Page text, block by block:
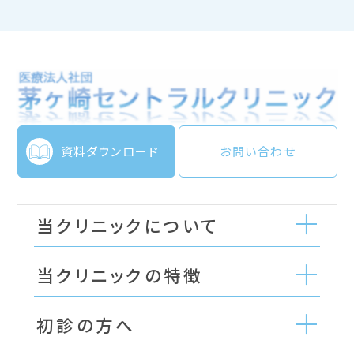
資料ダウンロード お問い合わせ
当クリニックについて
当クリニックの特徴
初診の方へ